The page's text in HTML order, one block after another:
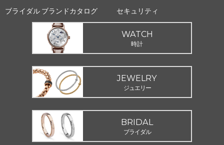
ブライダル ブランドカタログ
セキュリティ
WATCH
時計
JEWELRY
ジュエリー
BRIDAL
ブライダル